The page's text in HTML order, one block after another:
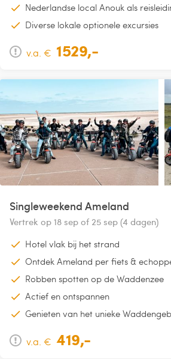
Nederlandse local Anouk als
Diverse lokale optionele excursies
v.a. € 1529,-
Singleweekend Ameland
Vertrek op 18 sep of 25 sep (4 dagen)
Hotel vlak bij het strand
Ontdek Ameland per fiets &
Robben spotten op de Waddenzee
Actief en ontspannen
Genieten van het unieke
v.a. € 419,-